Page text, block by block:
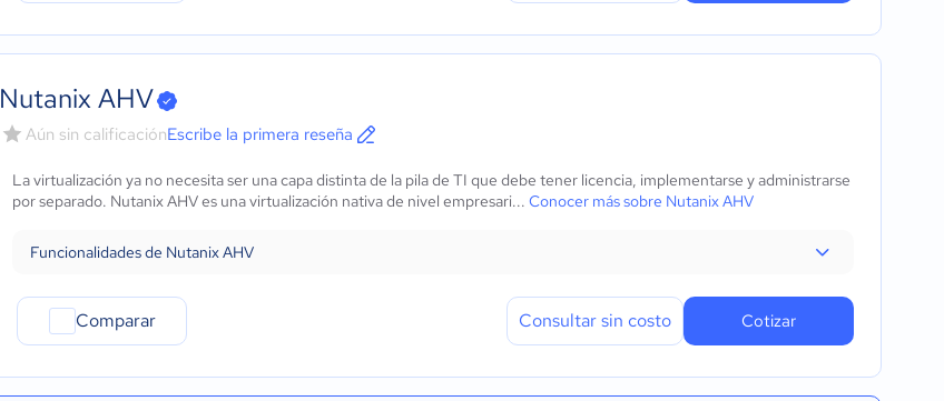
Nutanix AHV
Aún sin calificaciónEscribe la primera reseña
La virtualización ya no necesita ser una capa distinta de la pila de TI que debe tener licencia, implementarse y administrarse
por separado. Nutanix AHV es una virtualización nativa de nivel empresari... Conocer más sobre Nutanix AHV
Funcionalidades de Nutanix AHV
Comparar Consultar sin costo Cotizar